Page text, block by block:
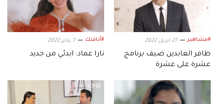
#مشاهير 27 ابريل 2022
ظافر العابدين ضيف برنامج
عشرة على عشرة
#أناقتك 7 يناير 2022
تارا عماد: ابدئي من جديد